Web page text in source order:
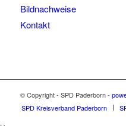
Bildnachweise
Kontakt
© Copyright - SPD Paderborn -
SPD Kreisverband Paderborn